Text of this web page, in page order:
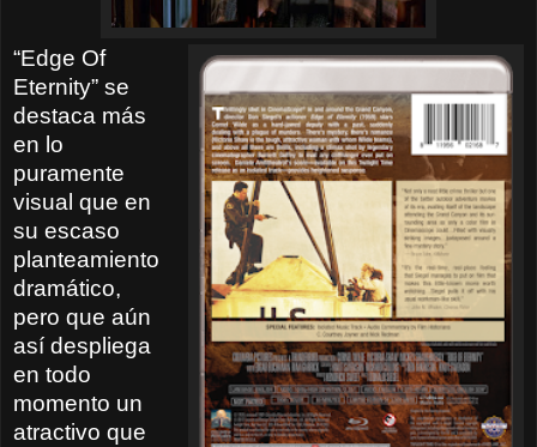
“Edge Of
Eternity” se
destaca más
en lo
puramente
visual que en
su escaso
planteamiento
dramático,
pero que aún
así despliega
en todo
momento un
atractivo que